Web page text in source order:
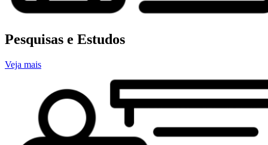
Pesquisas e Estudos
Veja mais